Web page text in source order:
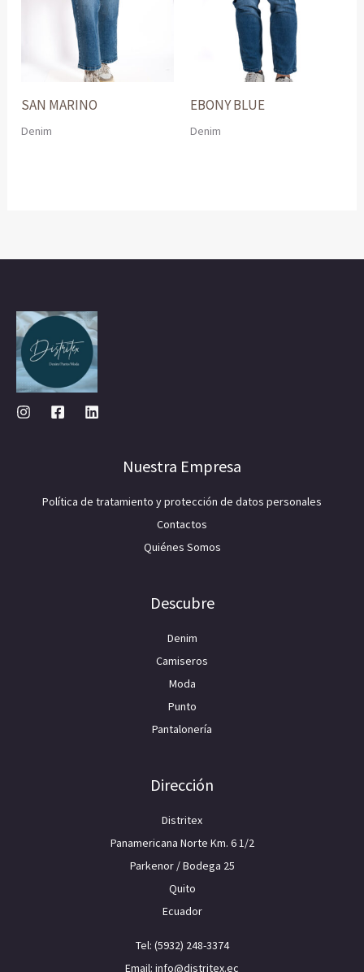
SAN MARINO
Denim
EBONY BLUE
Denim
Nuestra Empresa
Política de tratamiento y protección de datos personales
Contactos
Quiénes Somos
Descubre
Denim
Camiseros
Moda
Punto
Pantalonería
Dirección
Distritex
Panamericana Norte Km. 6 1/2
Parkenor / Bodega 25
Quito
Ecuador
Tel: (5932) 248-3374
Email: info@distritex.ec